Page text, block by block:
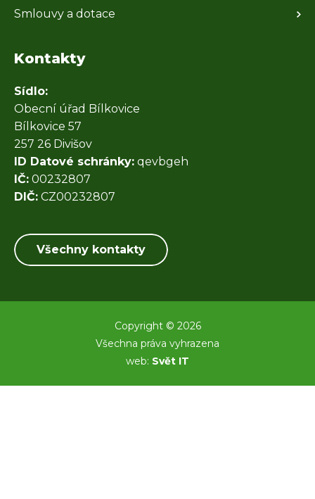
Smlouvy a dotace
Kontakty
Sídlo:
Obecní úřad Bílkovice
Bílkovice 57
257 26 Divišov
ID Datové schránky: qevbgeh
IČ: 00232807
DIČ: CZ00232807
Všechny kontakty
Copyright © 2026
Všechna práva vyhrazena
web: Svět IT